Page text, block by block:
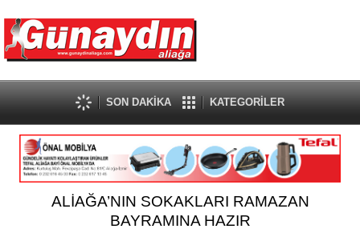
SON DAKİKA KATEGORİLER
ALİAĞA’NIN SOKAKLARI RAMAZAN
BAYRAMINA HAZIR